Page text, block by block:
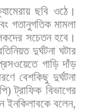
ছবি ওঠে।
গতানুগতিক মামলা
সচেতন হবে।
দুর্ঘটনা ঘটার
গাড়ি দাঁড়
বেশকিছু দুর্ঘটনা
)ট্রাফিক বিভাগের
ইনকিলাবকে বলেন,